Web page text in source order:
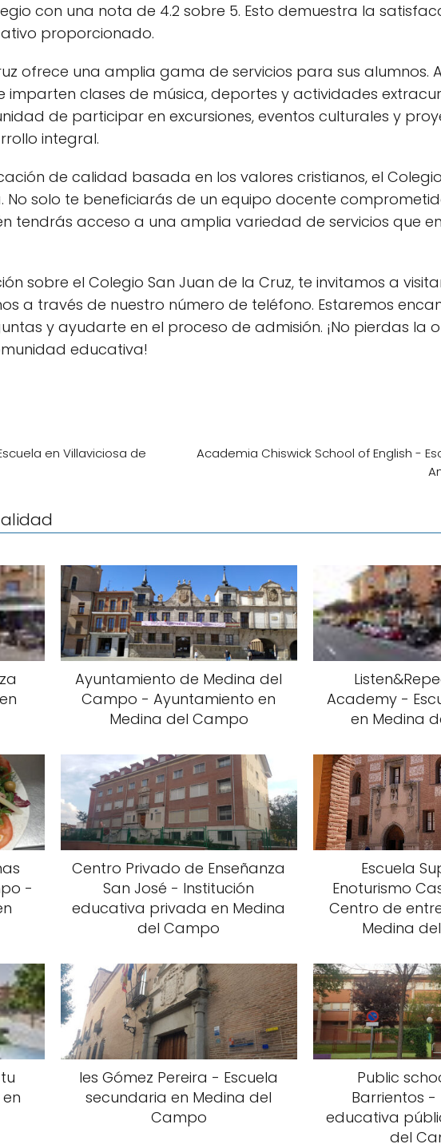
con una nota de 4.2 sobre 5. Esto demuestra la
proporcionado.
ofrece una amplia gama de servicios para sus alumnos.
clases de música, deportes y actividades
de participar en excursiones, eventos culturales y
integral.
de calidad basada en los valores cristianos, el
No solo te beneficiarás de un equipo docente
tendrás acceso a una amplia variedad de servicios que
sobre el Colegio San Juan de la Cruz, te invitamos a
a través de nuestro número de teléfono. Estaremos
y ayudarte en el proceso de admisión. ¡No pierdas la
educativa!
en Villaviciosa de
Academia Chiswick School of English -
Ayuntamiento de Medina del
Campo - Ayuntamiento en
Medina del Campo
Academy -
en Medina
-
Centro Privado de Enseñanza
San José - Institución
educativa privada en Medina
del Campo
Escuela
Enoturismo
Centro de
Medina
Ies Gómez Pereira - Escuela
secundaria en Medina del
Campo
Public
Barrientos -
educativa
del